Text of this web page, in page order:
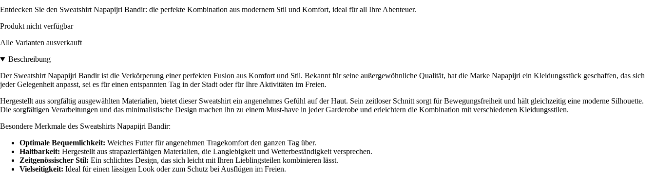
Entdecken Sie den Sweatshirt Napapijri Bandir: die perfekte Kombination aus modernem Stil und Komfort, ideal für all Ihre Abenteuer.
Produkt nicht verfügbar
Alle Varianten ausverkauft
Beschreibung
Der Sweatshirt Napapijri Bandir ist die Verkörperung einer perfekten Fusion aus Komfort und Stil. Bekannt für seine außergewöhnliche Qualität, hat die Marke Napapijri ein Kleidungsstück geschaffen, das sich
jeder Gelegenheit anpasst, sei es für einen entspannten Tag in der Stadt oder für Ihre Aktivitäten im Freien.
Hergestellt aus sorgfältig ausgewählten Materialien, bietet dieser Sweatshirt ein angenehmes Gefühl auf der Haut. Sein zeitloser Schnitt sorgt für Bewegungsfreiheit und hält gleichzeitig eine moderne Silhouette.
Die sorgfältigen Verarbeitungen und das minimalistische Design machen ihn zu einem Must-have in jeder Garderobe und erleichtern die Kombination mit verschiedenen Kleidungsstilen.
Besondere Merkmale des Sweatshirts Napapijri Bandir:
Optimale Bequemlichkeit: Weiches Futter für angenehmen Tragekomfort den ganzen Tag über.
Haltbarkeit: Hergestellt aus strapazierfähigen Materialien, die Langlebigkeit und Wetterbeständigkeit versprechen.
Zeitgenössischer Stil: Ein schlichtes Design, das sich leicht mit Ihren Lieblingsteilen kombinieren lässt.
Vielseitigkeit: Ideal für einen lässigen Look oder zum Schutz bei Ausflügen im Freien.